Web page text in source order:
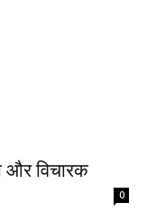
और विचारक
0